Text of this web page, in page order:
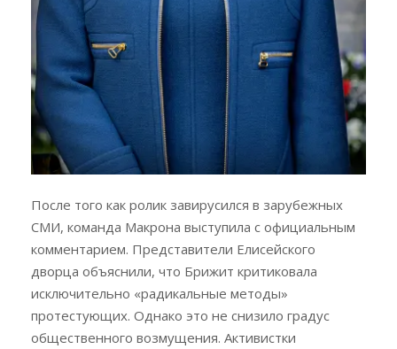
После того как ролик завирусился в зарубежных
СМИ, команда Макрона выступила с официальным
комментарием. Представители Елисейского
дворца объяснили, что Брижит критиковала
исключительно «радикальные методы»
протестующих. Однако это не снизило градус
общественного возмущения. Активистки